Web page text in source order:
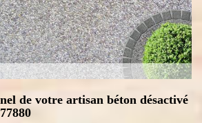
de votre artisan béton désactivé